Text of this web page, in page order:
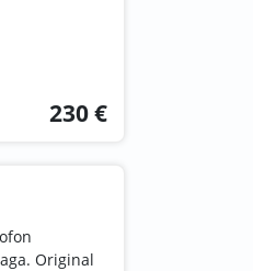
230 €
Original